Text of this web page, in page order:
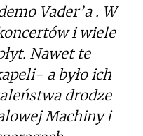
Vader’a . W
i wiele
Nawet te
a było ich
drodze
Machiny i